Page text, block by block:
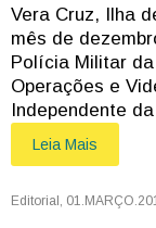
Vera Cruz, Ilha
mês de
Polícia Militar
Operações e
Independente
Leia Mais
Editorial